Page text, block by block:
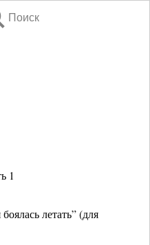
Поиск
1
летать” (для